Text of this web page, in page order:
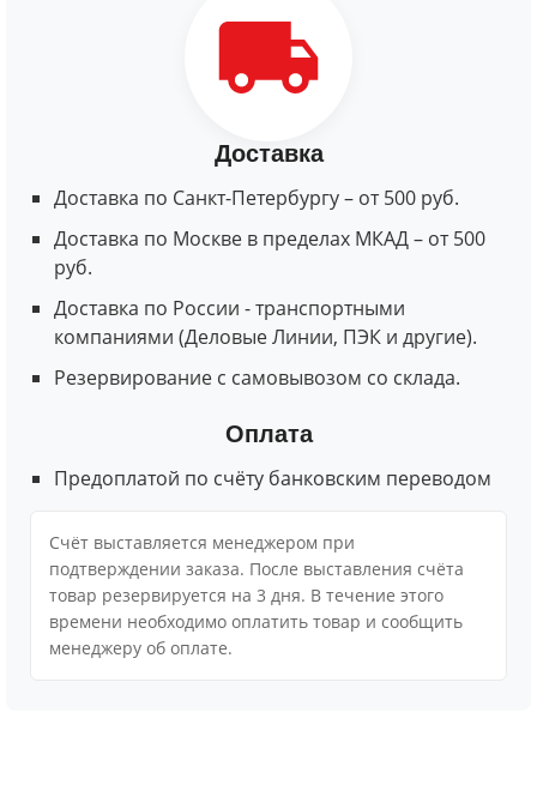
Доставка
Доставка по Санкт-Петербургу – от 500 руб.
Доставка по Москве в пределах МКАД – от 500
руб.
Доставка по России - транспортными
компаниями (Деловые Линии, ПЭК и другие).
Резервирование с самовывозом со склада.
Оплата
Предоплатой по счёту банковским переводом
Cчёт выставляется менеджером при
подтверждении заказа. После выставления счёта
товар резервируется на 3 дня. В течение этого
времени необходимо оплатить товар и сообщить
менеджеру об оплате.